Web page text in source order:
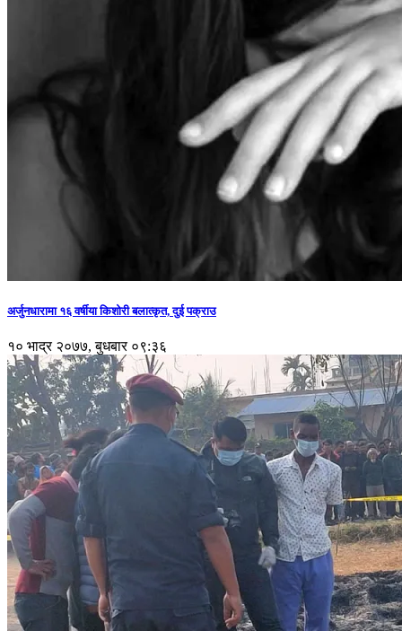
अर्जुनधारामा १६ वर्षीया किशोरी बलात्कृत, दुई पक्राउ
१० भाद्र २०७७, बुधबार ०९:३६